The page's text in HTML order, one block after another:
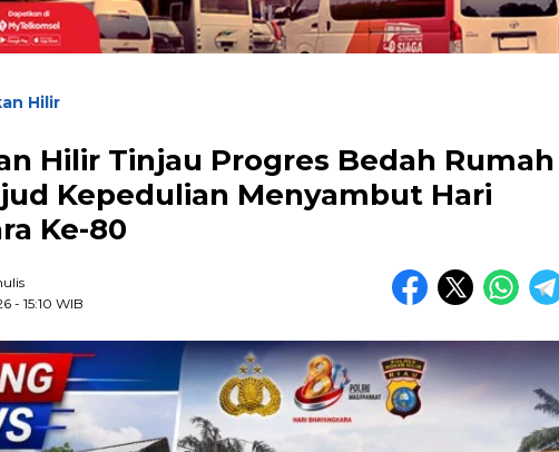
Hilir
Hilir Tinjau Progres Bedah Rumah
Kepedulian Menyambut Hari
Ke-80
- 15:10 WIB